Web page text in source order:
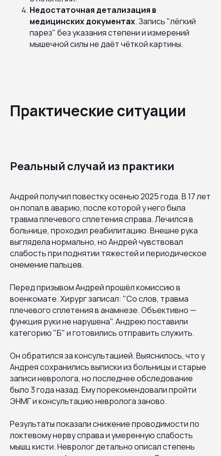
Недостаточная детализация в
медицинских документах. Запись "лёгкий
парез" без указания степени и измерений
мышечной силы не даёт чёткой картины.
Практические ситуации
Реальный случай из практики
Андрей получил повестку осенью 2025 года. В 17 лет
он попал в аварию, после которой у него была
травма плечевого сплетения справа. Лечился в
больнице, проходил реабилитацию. Внешне рука
выглядела нормально, но Андрей чувствовал
слабость при поднятии тяжестей и периодическое
онемение пальцев.
Перед призывом Андрей прошёл комиссию в
военкомате. Хирург записал: "Со слов, травма
плечевого сплетения в анамнезе. Объективно —
функция руки не нарушена". Андрею поставили
категорию "Б" и готовились отправить служить.
Он обратился за консультацией. Выяснилось, что у
Андрея сохранились выписки из больницы и старые
записи невролога, но последнее обследование
было 3 года назад. Ему порекомендовали пройти
ЭНМГ и консультацию невролога заново.
Результаты показали снижение проводимости по
локтевому нерву справа и умеренную слабость
мышц кисти. Невролог детально описал степень